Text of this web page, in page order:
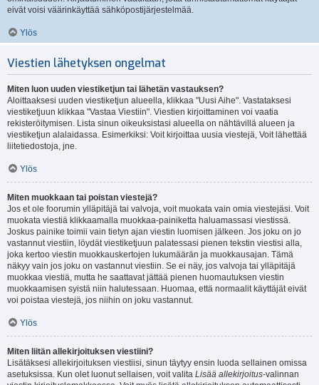
eivät voisi väärinkäyttää sähköpostijärjestelmää.
Ylös
Viestien lähetyksen ongelmat
Miten luon uuden viestiketjun tai lähetän vastauksen?
Aloittaaksesi uuden viestiketjun alueella, klikkaa "Uusi Aihe". Vastataksesi
viestiketjuun klikkaa "Vastaa Viestiin". Viestien kirjoittaminen voi vaatia
rekisteröitymisen. Lista sinun oikeuksistasi alueella on nähtävillä alueen ja
viestiketjun alalaidassa. Esimerkiksi: Voit kirjoittaa uusia viestejä, Voit lähettää
liitetiedostoja, jne.
Ylös
Miten muokkaan tai poistan viestejä?
Jos et ole foorumin ylläpitäjä tai valvoja, voit muokata vain omia viestejäsi. Voit
muokata viestiä klikkaamalla muokkaa-painiketta haluamassasi viestissä.
Joskus painike toimii vain tietyn ajan viestin luomisen jälkeen. Jos joku on jo
vastannut viestiin, löydät viestiketjuun palatessasi pienen tekstin viestisi alla,
joka kertoo viestin muokkauskertojen lukumäärän ja muokkausajan. Tämä
näkyy vain jos joku on vastannut viestiin. Se ei näy, jos valvoja tai ylläpitäjä
muokkaa viestiä, mutta he saattavat jättää pienen huomautuksen viestin
muokkaamisen syistä niin halutessaan. Huomaa, että normaalit käyttäjät eivät
voi poistaa viestejä, jos niihin on joku vastannut.
Ylös
Miten liitän allekirjoituksen viestiini?
Lisätäksesi allekirjoituksen viestiisi, sinun täytyy ensin luoda sellainen omissa
asetuksissa. Kun olet luonut sellaisen, voit valita Lisää allekirjoitus-valinnan